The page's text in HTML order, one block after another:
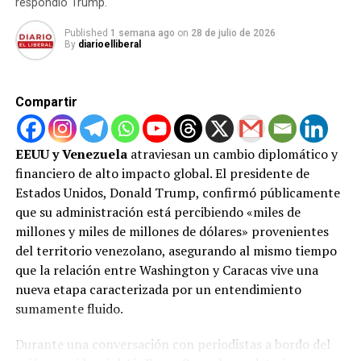
El efectivo de Polifalcón abordó al adolescente
para exigirle que se retirara.
altercado en el que Ángel Gabriel habría golpeado
al oficial en la región occipital utilizando un objeto
contundente.
Ante esta acción, el funcionario desenfundó su
arma de reglamento y accionó el disparador contra
el joven.
Ángel Gabriel fue auxilado de emergencia por un
ciudadano particular que lo trasladó a toda velocidad
hasta el Hospital Doctor Lino Arévalo de Tucacas. Sin
embargo, a pesar de los esfuerzos médicos por salvarle
la vida, las graves complicaciones derivadas de la herida
ingreso.
respondió Trump.
Published 1 semana ago on 28 de julio de 2026
By diarioelliberal
Compartir
EEUU y Venezuelaatraviesan un cambio diplomático y
financiero de alto impacto global. El presidente de
Estados Unidos, Donald Trump, confirmó públicamente
que su administración está percibiendo «miles de
millones y miles de millones de dólares» provenientes
del territorio venezolano, asegurando al mismo tiempo
que la relación entre Washington y Caracas vive una
nueva etapa caracterizada por un entendimiento
sumamente fluido.
Durante una conversación con periodistas a bordo del